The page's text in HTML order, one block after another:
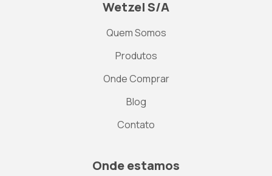
Wetzel S/A
Quem Somos
Produtos
Onde Comprar
Blog
Contato
Onde estamos